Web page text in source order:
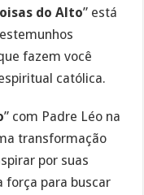
do Alto” está
fazem você
católica.
” com Padre Léo na
transformação
por suas
força para buscar